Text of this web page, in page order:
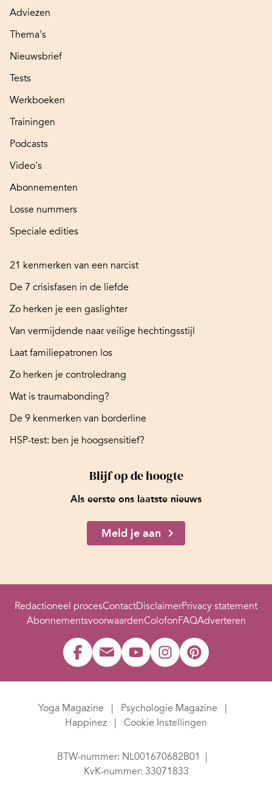
Adviezen
Thema's
Nieuwsbrief
Tests
Werkboeken
Trainingen
Podcasts
Video's
Abonnementen
Losse nummers
Speciale edities
21 kenmerken van een narcist
De 7 crisisfasen in de liefde
Zo herken je een gaslighter
Van vermijdende naar veilige hechtingsstijl
Laat familiepatronen los
Zo herken je controledrang
Wat is traumabonding?
De 9 kenmerken van borderline
HSP-test: ben je hoogsensitief?
Blijf op de hoogte
Als eerste ons laatste nieuws
Meld je aan
Redactioneel procesContactDisclaimerPrivacy statement
AbonnementsvoorwaardenColofonFAQAdverteren
Yoga Magazine
Psychologie Magazine
Happinez
Cookie Instellingen
BTW-nummer: NL001670682B01
KvK-nummer: 33071833